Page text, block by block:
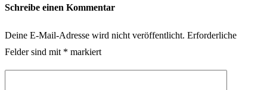
Schreibe einen Kommentar
Deine E-Mail-Adresse wird nicht veröffentlicht. Erforderliche
Felder sind mit * markiert